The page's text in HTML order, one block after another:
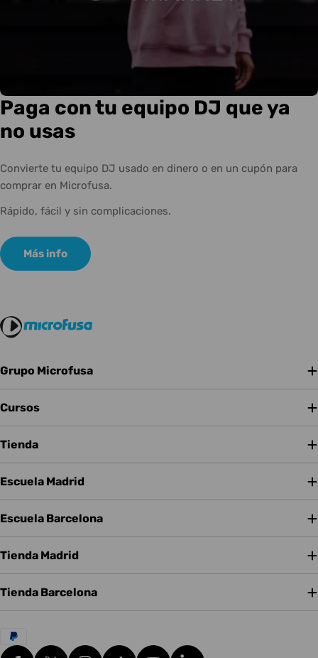
Paga con tu equipo DJ que ya
no usas
Convierte tu equipo DJ usado en dinero o en un cupón para
comprar en Microfusa.
Rápido, fácil y sin complicaciones.
Más info
Grupo Microfusa
Cursos
Tienda
Escuela Madrid
Escuela Barcelona
Tienda Madrid
Tienda Barcelona
Métodos
de